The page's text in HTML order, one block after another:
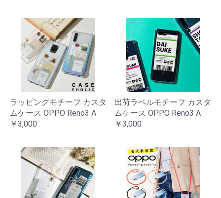
ラッピングモチーフ カスタ
ムケース OPPO Reno3 A
￥3,000
出荷ラベルモチーフ カスタ
ムケース OPPO Reno3 A
￥3,000